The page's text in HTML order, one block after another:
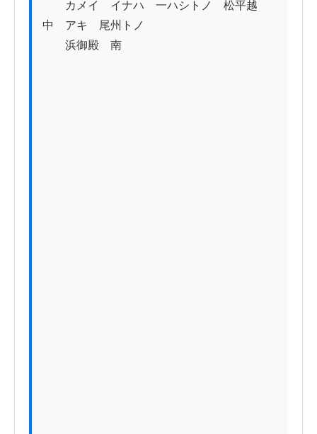
カメイ　イナハ　一ハシトノ　松平越
中　アキ　尾州トノ
浜御殿　南